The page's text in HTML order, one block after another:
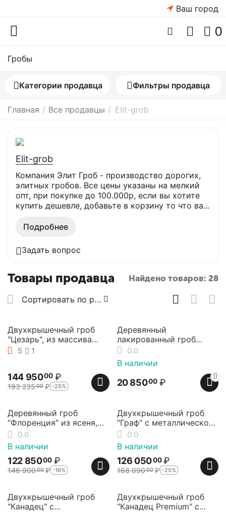
Ваш город
0
Гробы
Категории продавца Фильтры продавца
Главная / Все продавцы / Elit-grob
Товары продавца Найдено товаров: 28
Сортировать по рейтингу продавца
Двухкрышечный гроб
"Цезарь", из массива
ольхи, Elit-grob
5 1
144 95000 ₽
193 23500 ₽ -25%
Деревянный
лакированный гроб
"Classik" с узором
косички, Elit-grob
0.0
В наличии
20 85000 ₽
Деревянный гроб
"Флоренция" из ясеня,
матовый, new-дизайн,
Elit-grob
0.0
В наличии
122 85000 ₽
146 90000 ₽ -16%
Двухкрышечный гроб
"Граф" с металлической
фурнитурой, Дуб, Elit-
grob
0.0
В наличии
126 05000 ₽
168 09000 ₽ -25%
Двухкрышечный гроб
"Канадец" с
Двухкрышечный гроб
"Канадец Premium" с
Elit-grob
Компания Элит Гроб - производство дорогих,
элитных гробов. Все цены указаны на мелкий
опт, при покупке до 100.000р, если вы хотите
купить дешевле, добавьте в корзину то что ва...
Подробнее
Задать вопрос